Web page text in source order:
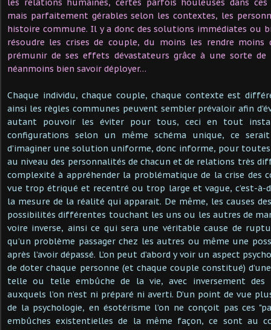
les relations humaines, certes parfois houleuses dans
mais parfaitement gérables selon les contextes, les
histoire commune. Il y a donc des solutions immédiates ou
résoudre les crises de couple, du moins les rendre moins
prémunir de ses effets dévastateurs grâce à une sorte
néanmoins bien savoir déployer…
Chaque individu, chaque couple, chaque contexte est
ainsi les règles communes peuvent sembler prévaloir afin
autant pouvoir les éviter pour tous, ceci en tout
configurations selon un même schéma unique, ce
d’imaginer une solution uniforme, donc informe, pour
au niveau des personnalités de chacun et de relations très
complexité à appréhender la problématique de la crise des
vue trop étriqué et recentré ou trop large et vague, c’est-à-
la mesure de la réalité qui apparait. De même, les causes
possibilités différentes touchant les uns ou les autres de
voire inverse, ainsi ce qui sera une véritable cause de
qu’un problème passager chez les autres ou même une
après l’avoir dépassé. L’on peut d’abord y voir un aspect
de doter chaque personne (et chaque couple constitué)
telle ou telle embûche de la vie, avec inversement des
auxquels l’on n’est ni préparé ni averti. D’un point de vue
de la psychologie, en ésotérisme l’on ne conçoit pas ces
embûches existentielles de la même façon, ce sont au